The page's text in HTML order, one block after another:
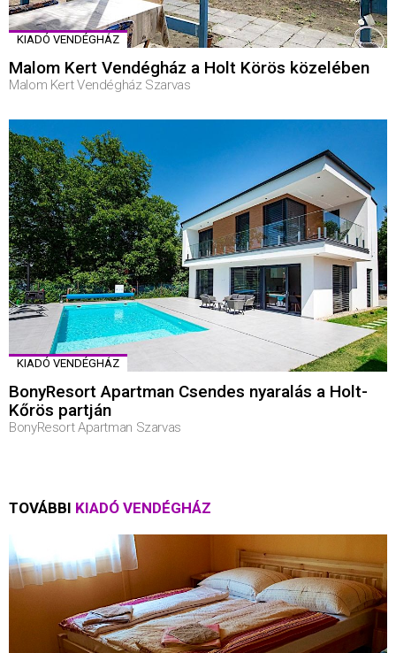
KIADÓ VENDÉGHÁZ
Malom Kert Vendégház a Holt Körös közelében
Malom Kert Vendégház Szarvas
KIADÓ VENDÉGHÁZ
BonyResort Apartman Csendes nyaralás a Holt-
Kőrös partján
BonyResort Apartman Szarvas
TOVÁBBI KIADÓ VENDÉGHÁZ